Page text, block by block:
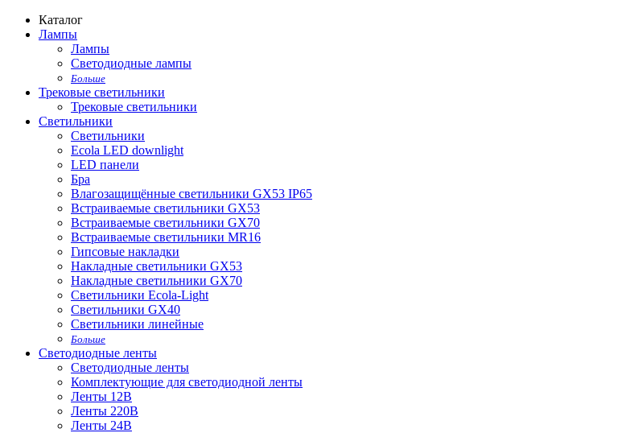
Каталог
Лампы
Лампы
Светодиодные лампы
Больше
Трековые светильники
Трековые светильники
Светильники
Светильники
Ecola LED downlight
LED панели
Бра
Влагозащищённые светильники GX53 IP65
Встраиваемые светильники GX53
Встраиваемые светильники GX70
Встраиваемые светильники MR16
Гипсовые накладки
Накладные светильники GX53
Накладные светильники GX70
Светильники Ecola-Light
Светильники GX40
Светильники линейные
Больше
Светодиодные ленты
Светодиодные ленты
Комплектующие для светодиодной ленты
Ленты 12В
Ленты 220В
Ленты 24В